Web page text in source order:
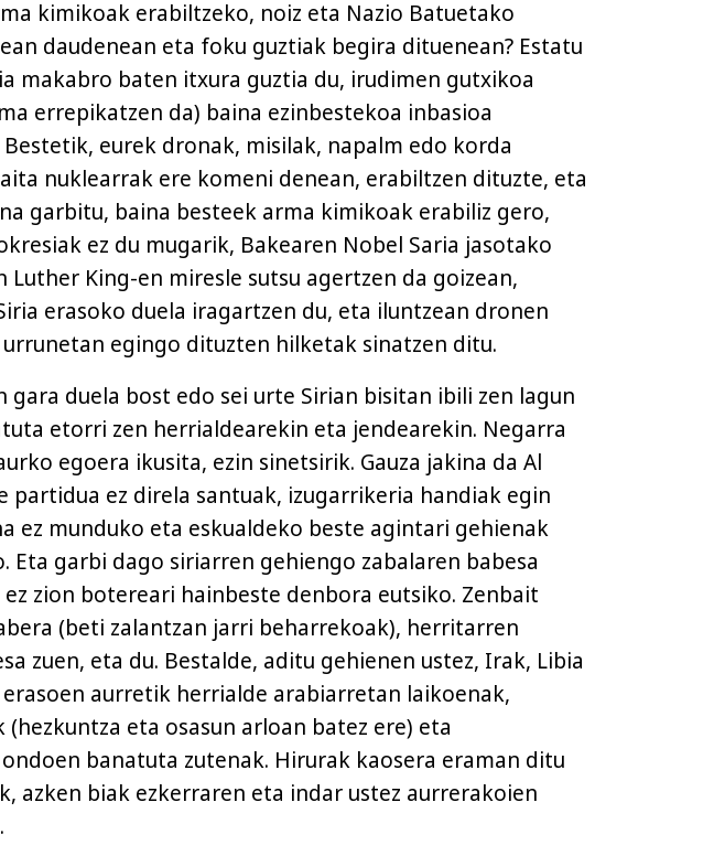
kimikoak erabiltzeko, noiz eta Nazio Batuetako
daudenean eta foku guztiak begira dituenean? Estatu
makabro baten itxura guztia du, irudimen gutxikoa
errepikatzen da) baina ezinbestekoa inbasioa
eurek dronak, misilak, napalm edo korda
nuklearrak ere komeni denean, erabiltzen dituzte, eta
garbitu, baina besteek arma kimikoak erabiliz gero,
ez du mugarik, Bakearen Nobel Saria jasotako
Luther King-en miresle sutsu agertzen da goizean,
erasoko duela iragartzen du, eta iluntzean dronen
egingo dituzten hilketak sinatzen ditu.
gara duela bost edo sei urte Sirian bisitan ibili zen lagun
etorri zen herrialdearekin eta jendearekin. Negarra
egoera ikusita, ezin sinetsirik. Gauza jakina da Al
partidua ez direla santuak, izugarrikeria handiak egin
ez munduko eta eskualdeko beste agintari gehienak
Eta garbi dago siriarren gehiengo zabalaren babesa
ez zion botereari hainbeste denbora eutsiko. Zenbait
(beti zalantzan jarri beharrekoak), herritarren
zuen, eta du. Bestalde, aditu gehienen ustez, Irak, Libia
aurretik herrialde arabiarretan laikoenak,
eta osasun arloan batez ere) eta
banatuta zutenak. Hirurak kaosera eraman ditu
azken biak ezkerraren eta indar ustez aurrerakoien